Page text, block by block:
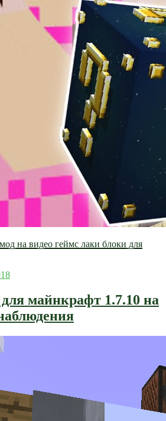
на видео геймс лаки блоки для
майнкрафт 1.7.10 на